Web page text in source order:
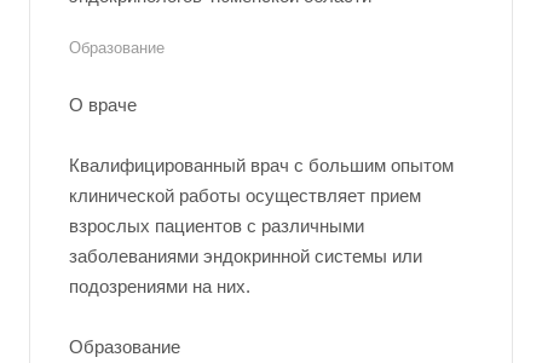
Образование
О враче
Квалифицированный врач с большим опытом
клинической работы осуществляет прием
взрослых пациентов с различными
заболеваниями эндокринной системы или
подозрениями на них.
Образование